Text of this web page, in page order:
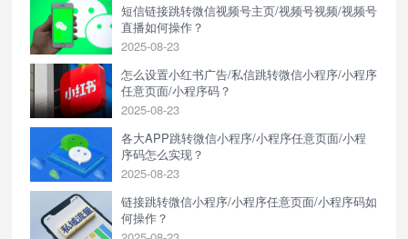
短信链接跳转微信视频号主页/视频号视频/视频号
直播如何操作？
2025-08-23
怎么设置小红书广告/私信跳转微信小程序/小程序
任意页面/小程序码？
2025-08-23
各大APP跳转微信小程序/小程序任意页面/小程
序码怎么实现？
2025-08-23
链接跳转微信小程序/小程序任意页面/小程序码如
何操作？